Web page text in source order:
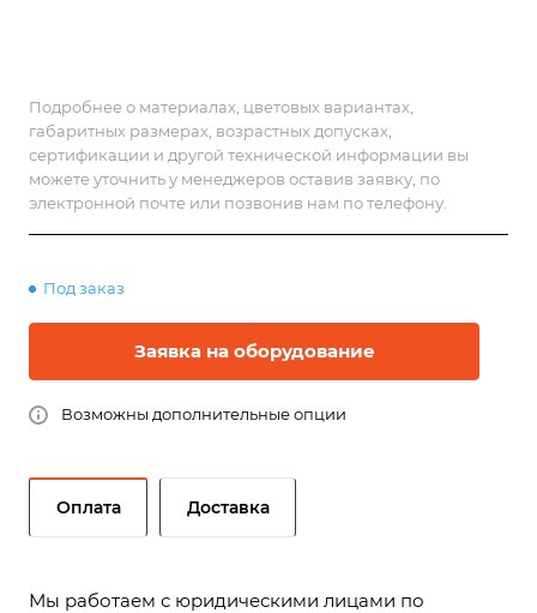
Подробнее о материалах, цветовых вариантах,
габаритных размерах, возрастных допусках,
сертификации и другой технической информации вы
можете уточнить у менеджеров оставив заявку, по
электронной почте или позвонив нам по телефону.
Под заказ
Заявка на оборудование
Возможны дополнительные опции
Оплата Доставка
Мы работаем с юридическими лицами по